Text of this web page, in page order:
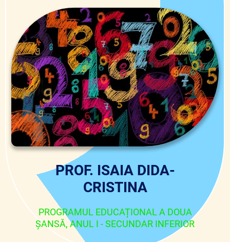
PROF. ISAIA DIDA-
CRISTINA
PROGRAMUL EDUCAȚIONAL A DOUA
ȘANSĂ, ANUL I - SECUNDAR INFERIOR